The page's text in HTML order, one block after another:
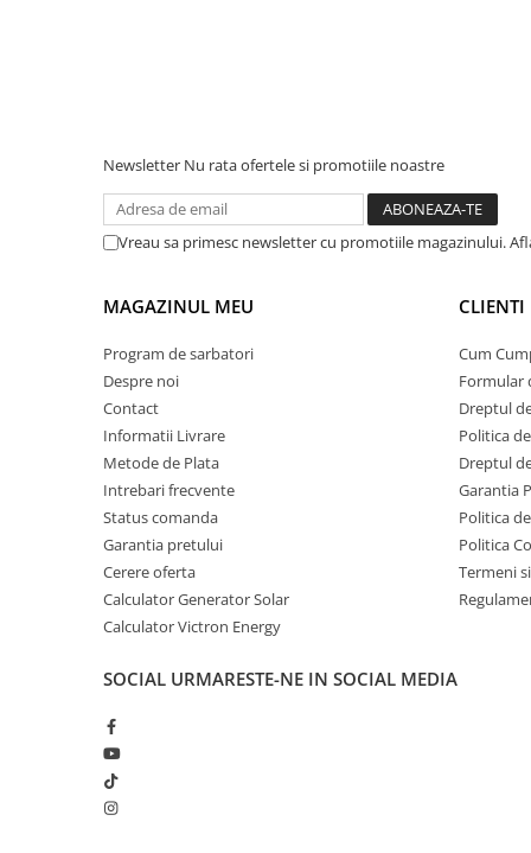
Newsletter Nu rata ofertele si promotiile noastre
Vreau sa primesc newsletter cu promotiile magazinului.
MAGAZINUL MEU
Program de sarbatori
Despre noi
Contact
Informatii Livrare
Metode de Plata
Intrebari frecvente
Status comanda
Garantia pretului
Cerere oferta
Calculator Generator Solar
Calculator Victron Energy
CLIENTI
Cum
Formular
Dreptul
Politica
Dreptul
Garantia
Politica
Politica
Termeni
SOCIAL URMARESTE-NE IN SOCIAL MEDIA